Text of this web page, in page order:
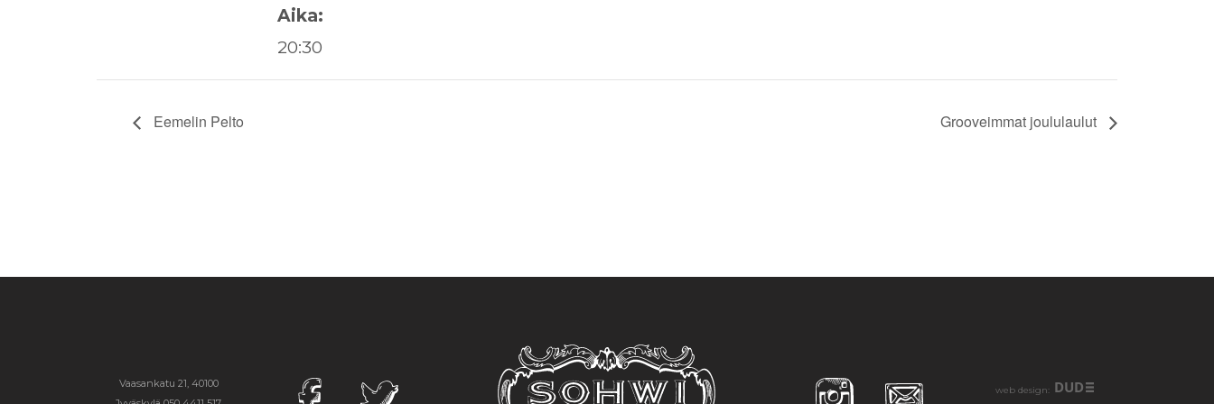
Aika:
20:30
Eemelin Pelto Grooveimmat joululaulut
Vaasankatu 21, 40100
web design: DUD